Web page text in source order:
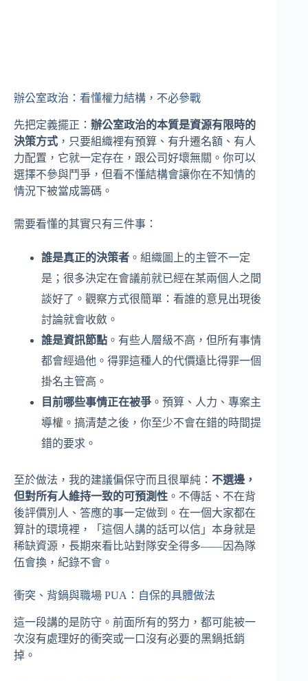
辦公室政治：看懂權力結構，不必參戰
先把定義擺正： 辦公室政治的本質是資源有限時的
決策方式 ，只要組織裡有預算、有升遷名額、有人
力配置，它就一定存在，跟公司好壞無關。你可以
選擇不參與鬥爭，但看不懂結構會讓你在不知情的
情況下被當成籌碼。
需要看懂的其實只有三件事：
誰是真正的決策者 。組織圖上的主管不一定
是；很多決定在會議前就已經在某兩個人之間
談好了。觀察方式很簡單：看誰的意見出現後
討論就會收斂。
誰是資訊節點 。有些人層級不高，但所有事情
都會經過他。得罪這種人的代價遠比得罪一個
掛名主管高。
目前哪些事情正在被爭 。預算、人力、專案主
導權。搞清楚之後，你至少不會在錯的時間提
錯的要求。
至於做法，我的建議偏保守而且很單純： 不選邊，
但對所有人維持一致的可預測性 。不傳話、不在背
後評價別人、答應的事一定做到。在一個大家都在
算計的環境裡，「這個人講的話可以信」本身就是
稀缺資源，長期來看比站對隊安全得多——因為隊
伍會換，紀錄不會。
衝突、背鍋與職場 PUA：自保的具體做法
這一段講的是防守。前面所有的努力，都可能被一
次沒有處理好的衝突或一口沒有必要的黑鍋抵銷
掉。